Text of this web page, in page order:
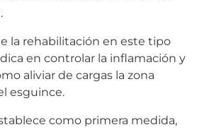
la rehabilitación en este tipo
en controlar la inflamación y
aliviar de cargas la zona
esguince.
como primera medida,